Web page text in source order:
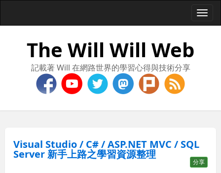
The Will Will Web
記載著 Will 在網路世界的學習心得與技術分享
Visual Studio / C# / ASP.NET MVC / SQL
Server 新手上路之學習資源整理
分享